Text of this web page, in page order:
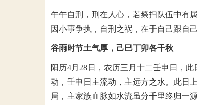
午午自刑，刑在人心，若祭扫队伍中有
因小事争执，自刑之祸，在于自己跟自
谷雨时节土气厚，己巳丁卯各千秋
阳历4月28日，农历三月十二壬申日，
动，壬申日主流动，主远方之水。此日
局，主家族血脉如水流虽分千里终归一